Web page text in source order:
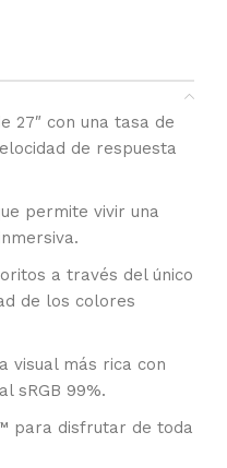
27″ con una tasa de
de respuesta
permite vivir una
a través del único
de los colores
visual más rica con
sRGB 99%.
para disfrutar de toda